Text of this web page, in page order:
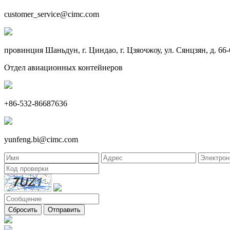
customer_service@cimc.com
провинция Шаньдун, г. Циндао, г. Цзяочжоу, ул. Сянцзян, д.
Отдел авиационных контейнеров
+86-532-86687636
yunfeng.bi@cimc.com
Сбросить Отправить